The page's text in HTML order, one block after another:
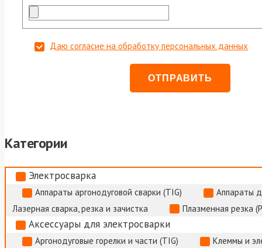
Даю согласие на обработку персональных данных
Категории
Электросварка
Аппараты аргонодуговой сварки (TIG)
Аппараты
Лазерная сварка, резка и зачистка
Плазменная резка
Аксессуары для электросварки
Аргонодуговые горелки и части (TIG)
Клеммы и